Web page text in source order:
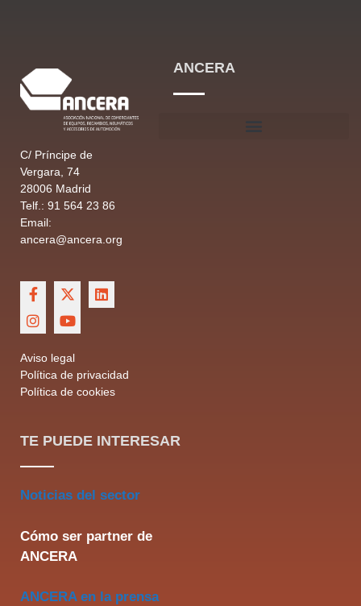
C/ Príncipe de
Vergara, 74
28006 Madrid
Telf.: 91 564 23 86
Email:
ancera@ancera.org
Aviso legal
Política de privacidad
Política de cookies
ANCERA
TE PUEDE INTERESAR
Noticias del sector
Cómo ser partner de
ANCERA
ANCERA en la prensa